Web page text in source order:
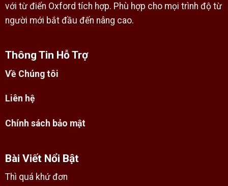
với từ điển Oxford tích hợp. Phù hợp cho mọi trình độ từ
người mới bắt đầu đến nâng cao.
Thông Tin Hỗ Trợ
Về Chúng tôi
Liên hệ
Chính sách bảo mật
Bài Viết Nổi Bật
Thì quá khứ đơn